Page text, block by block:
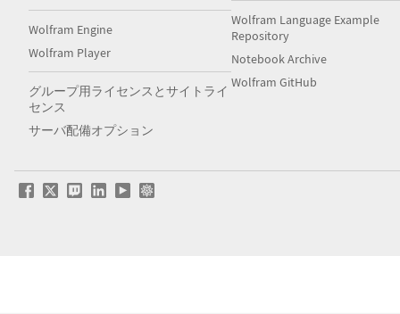
Wolfram Engine
Wolfram Player
グループ用ライセンスとサイトライ
センス
サーバ配備オプション
Wolfram Language Example
Repository
Notebook Archive
Wolfram GitHub